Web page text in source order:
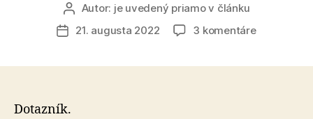
Autor
článku
Autor: je uvedený priamo v článku
Dátum
21. augusta 2022 3 komentárena
Dotazník.